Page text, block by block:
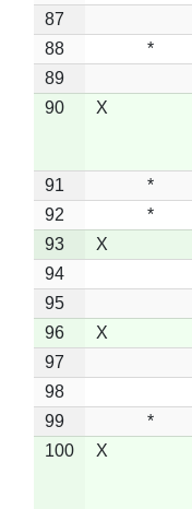
87
88
*
89
90
X
91 *
92
*
93
X
94
95
96
X
97
98
99
*
100
X